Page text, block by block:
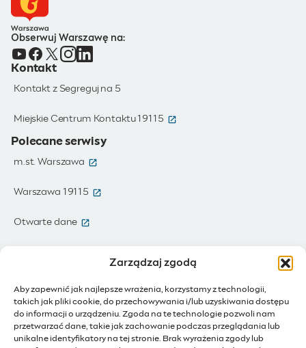
Zarządzaj zgodą
Aby zapewnić jak najlepsze wrażenia, korzystamy z technologii,
takich jak pliki cookie, do przechowywania i/lub uzyskiwania dostępu
do informacji o urządzeniu. Zgoda na te technologie pozwoli nam
przetwarzać dane, takie jak zachowanie podczas przeglądania lub
unikalne identyfikatory na tej stronie. Brak wyrażenia zgody lub
Obserwuj Warszawę na:
Kontakt
Kontakt z Segreguj na 5
Miejskie Centrum Kontaktu 19115 (otwiera się w nowym oknie)
Polecane serwisy
m.st. Warszawa (otwiera się w nowym oknie)
Warszawa 19115 (otwiera się w nowym oknie)
Otwarte dane
IoT - Internet rzeczy (otwiera się w nowym oknie)
BIP - Biuletyn Informacji Publicznej (otwiera się w nowym oknie)